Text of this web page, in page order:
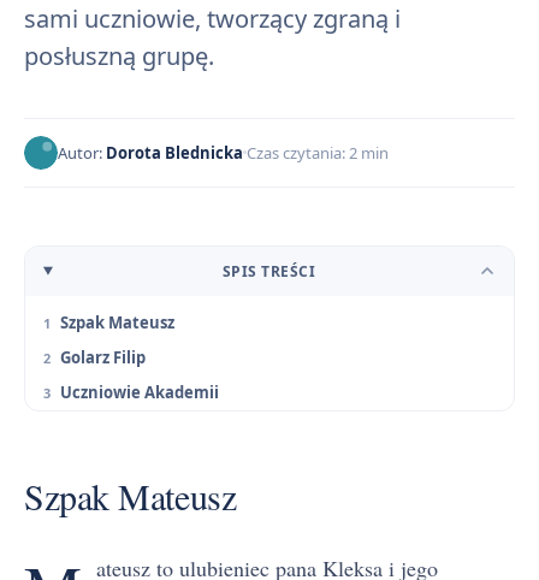
sami uczniowie, tworzący zgraną i
posłuszną grupę.
Autor: Dorota Blednicka Czas czytania: 2 min
SPIS TREŚCI
Szpak Mateusz
Golarz Filip
Uczniowie Akademii
Szpak Mateusz
ateusz to ulubieniec pana Kleksa i jego